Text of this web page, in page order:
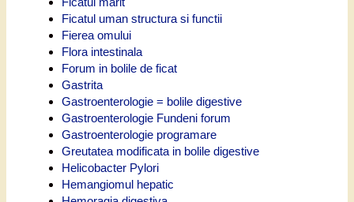
Ficatul uman structura si functii
Fierea omului
Flora intestinala
Forum in bolile de ficat
Gastrita
Gastroenterologie = bolile digestive
Gastroenterologie Fundeni forum
Gastroenterologie programare
Greutatea modificata in bolile digestive
Helicobacter Pylori
Hemangiomul hepatic